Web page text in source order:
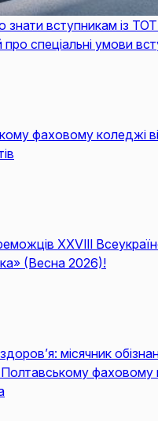
знати вступникам із ТОТ
про спеціальні умови
фаховому коледжі
XXVIII
(Весна 2026)!
місячник
фаховому